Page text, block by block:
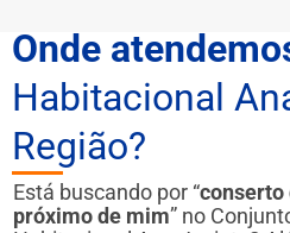
Onde
Habitacional
Região?
Está buscando por “conserto
próximo de mim” no